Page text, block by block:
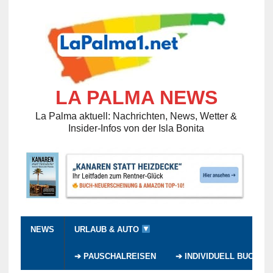
LA PALMA NEWS
La Palma aktuell: Nachrichten, News, Wetter &
Insider-Infos von der Isla Bonita
NEWS URLAUB & AUTO
➔ PAUSCHALREISEN ➔ INDIVIDUELL BUCHEN